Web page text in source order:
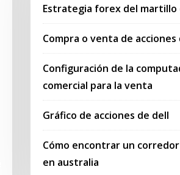
Estrategia forex del martillo
Compra o venta de acciones
Configuración de la
comercial para la venta
Gráfico de acciones de dell
Cómo encontrar un
en australia